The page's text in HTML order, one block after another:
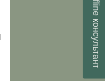
консультант